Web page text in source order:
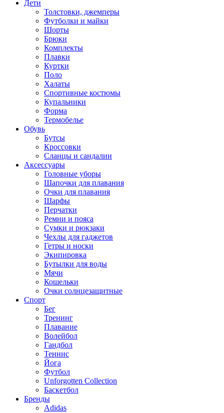
Дети
Толстовки, джемперы
Футболки и майки
Шорты
Брюки
Комплекты
Плавки
Куртки
Поло
Халаты
Спортивные костюмы
Купальники
Форма
Термобелье
Обувь
Бутсы
Кроссовки
Сланцы и сандалии
Аксессуары
Головные уборы
Шапочки для плавания
Очки для плавания
Шарфы
Перчатки
Ремни и пояса
Сумки и рюкзаки
Чехлы для гаджетов
Гетры и носки
Экипировка
Бутылки для воды
Мячи
Кошельки
Очки солнцезащитные
Спорт
Бег
Тренинг
Плавание
Волейбол
Гандбол
Теннис
Йога
Футбол
Unforgotten Collection
Баскетбол
Бренды
Adidas